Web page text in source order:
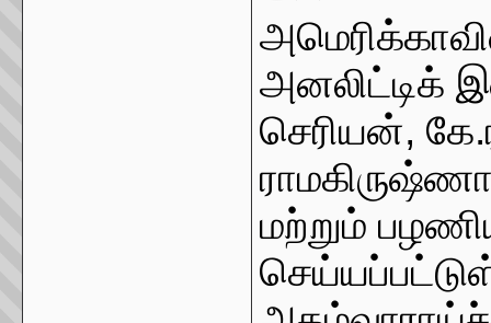
அனலிட்டிக்
செரியன்,
மற்றும்